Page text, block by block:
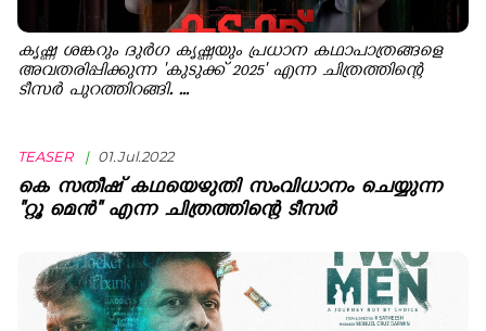
കൃഷ്ണ ശങ്കറും ദുര്‍ഗ കൃഷ്ണയും പ്രധാന കഥാപാത്രങ്ങളെ
അവതരിപ്പിക്കുന്ന 'കുടുക്ക് 2025' എന്ന ചിത്രത്തിന്റെ
ടീസര്‍ പുറത്തിറങ്ങി. ...
TEASER | 01.Jul.2022
കെ സതീഷ് കഥയെഴുതി സംവിധാനം ചെയ്യുന്ന
"റ്റൂ മെന്‍" എന്ന ചിത്രത്തിന്റെ ടീസർ